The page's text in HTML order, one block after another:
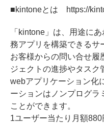
■kintoneとは https://
「kintone」は、用途に
務アプリを構築できるサ
お客様からの問い合せ履
ジェクトの進捗やタスク
webアプリケーション化
ーションはノンプログラ
ことができます。
1ユーザー当たり月額